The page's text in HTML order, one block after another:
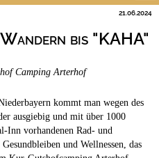
Caravan
bis "KAHA"
21.06.2024
Camping Arterhof
kommt man wegen des
ausgiebig und mit über 1000
vorhandenen Rad- und
und Wellnessen, das